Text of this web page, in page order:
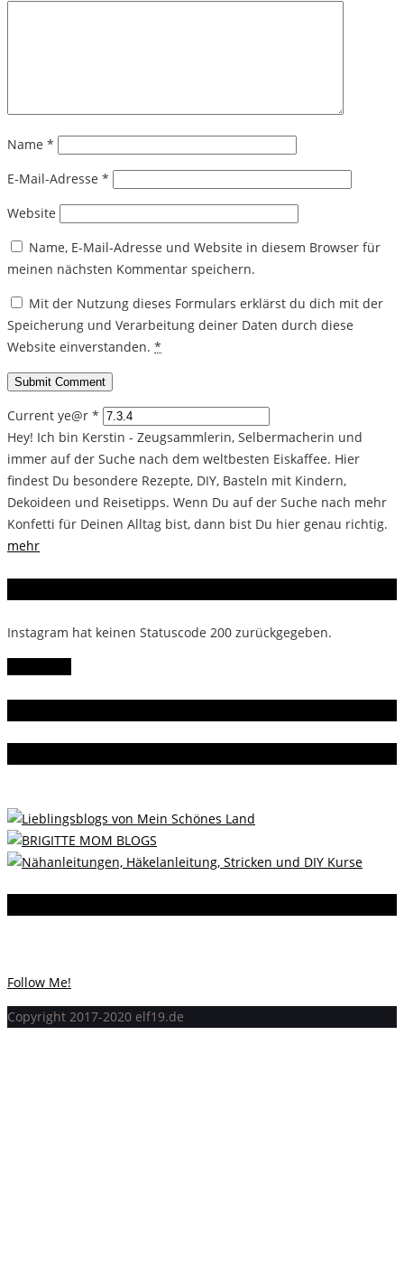
Name *
E-Mail-Adresse *
Website
Name, E-Mail-Adresse und Website in diesem Browser für
meinen nächsten Kommentar speichern.
Mit der Nutzung dieses Formulars erklärst du dich mit der
Speicherung und Verarbeitung deiner Daten durch diese
Website einverstanden. *
Current ye@r *
Hey! Ich bin Kerstin - Zeugsammlerin, Selbermacherin und
immer auf der Suche nach dem weltbesten Eiskaffee. Hier
findest Du besondere Rezepte, DIY, Basteln mit Kindern,
Dekoideen und Reisetipps. Wenn Du auf der Suche nach mehr
Konfetti für Deinen Alltag bist, dann bist Du hier genau richtig.
mehr
Instagram hat keinen Statuscode 200 zurückgegeben.
Follow Me!
Copyright 2017-2020 elf19.de